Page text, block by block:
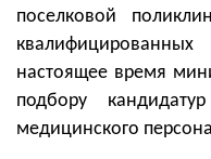
поселковой
настоящее время
подбору
медицинского